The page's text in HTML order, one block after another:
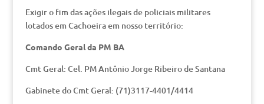
Exigir o fim das ações ilegais de policiais militares
lotados em Cachoeira em nosso território:
Comando Geral da PM BA
Cmt Geral: Cel. PM Antônio Jorge Ribeiro de Santana
Gabinete do Cmt Geral: (71)3117-4401/4414